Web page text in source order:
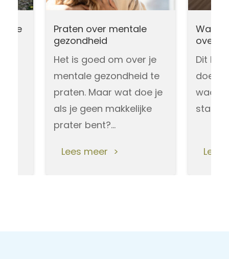
hoe
Praten over mentale
gezondheid
Het is goed om over je
mentale gezondheid te
praten. Maar wat doe je
als je geen makkelijke
prater bent?…
Lees meer
Dit
doen
staat.
Lees